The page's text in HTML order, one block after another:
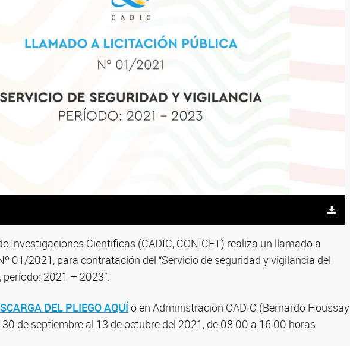
Investigaciones Científicas (CADIC, CONICET) realiza un llamado a
01/2021, para contratación del “Servicio de seguridad y vigilancia del
período: 2021 – 2023”.
DEL PLIEGO AQUÍo en Administración CADIC (Bernardo Houssay
de septiembre al 13 de octubre del 2021, de 08:00 a 16:00 horas